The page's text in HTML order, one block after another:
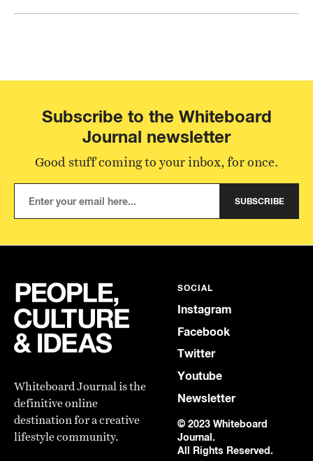
Subscribe to the Whiteboard
Journal newsletter
Good stuff coming to your inbox, for once.
SUBSCRIBE
Whiteboard Journal is the
definitive online
destination for a creative
lifestyle community.
SOCIAL
Instagram
Facebook
Twitter
Youtube
Newsletter
© 2023 Whiteboard
Journal.
All Rights Reserved.